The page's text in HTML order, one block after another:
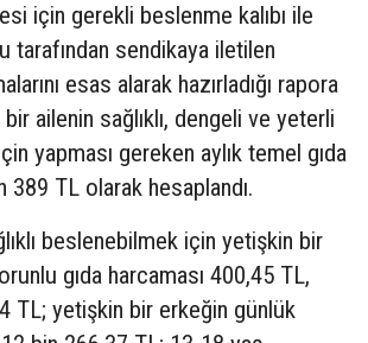
için gerekli beslenme kalıbı ile
tarafından sendikaya iletilen
esas alarak hazırladığı rapora
ailenin sağlıklı, dengeli ve yeterli
yapması gereken aylık temel gıda
389 TL olarak hesaplandı.
beslenebilmek için yetişkin bir
gıda harcaması 400,45 TL,
TL; yetişkin bir erkeğin günlük